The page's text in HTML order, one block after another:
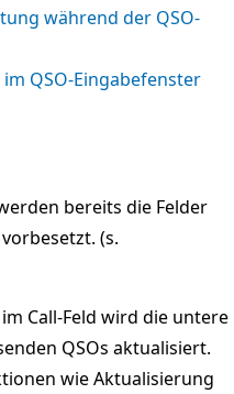
während der QSO-
im QSO-Eingabefenster
bereits die Felder
(s.
Call-Feld wird die untere
QSOs aktualisiert.
wie Aktualisierung